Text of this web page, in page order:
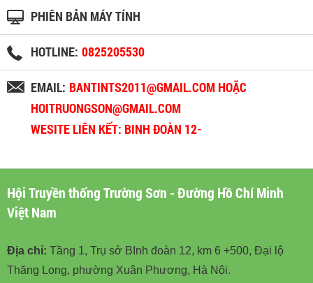
PHIÊN BẢN MÁY TÍNH
HOTLINE: 0825205530
EMAIL: BANTINTS2011@GMAIL.COM HOẶC
HOITRUONGSON@GMAIL.COM
WESITE LIÊN KẾT: BINH ĐOÀN 12-
Hội Truyền thống Trường Sơn - Đường Hồ Chí Minh
Việt Nam
Địa chỉ: Tầng 1, Trụ sở BInh đoàn 12, km 6 +500, Đại lộ
Thăng Long, phường Xuân Phương, Hà Nội.